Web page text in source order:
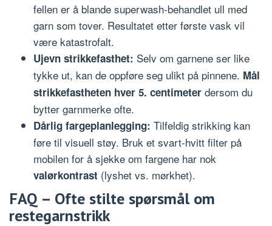
fellen er å blande superwash-behandlet ull med
garn som tover. Resultatet etter første vask vil
være katastrofalt.
Ujevn strikkefasthet: Selv om garnene ser like
tykke ut, kan de oppføre seg ulikt på pinnene. Mål
strikkefastheten hver 5. centimeter dersom du
bytter garnmerke ofte.
Dårlig fargeplanlegging: Tilfeldig strikking kan
føre til visuell støy. Bruk et svart-hvitt filter på
mobilen for å sjekke om fargene har nok
valørkontrast (lyshet vs. mørkhet).
FAQ – Ofte stilte spørsmål om
restegarnstrikk